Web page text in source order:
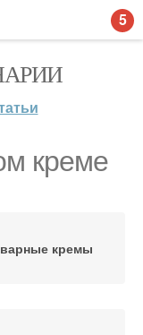
креме
кремы
5